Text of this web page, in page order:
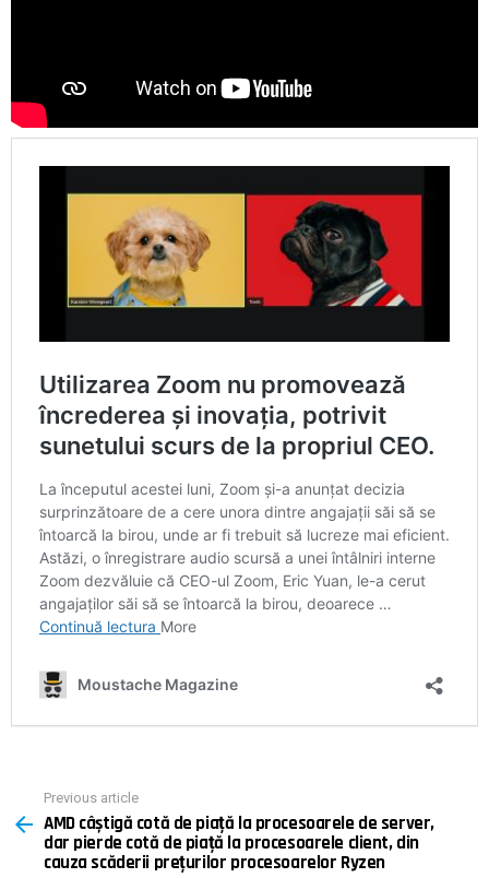
more
Previous article
AMD câștigă cotă de piață la procesoarele de server,
dar pierde cotă de piață la procesoarele client, din
cauza scăderii prețurilor procesoarelor Ryzen